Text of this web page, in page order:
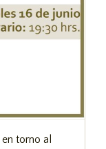
torno al